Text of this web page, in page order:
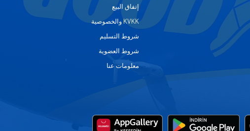
إتفاق البيع
KVKK والخصوصية
شروط التسليم
شروط العضوية
معلومات عنا